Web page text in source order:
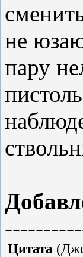
не
пару
Цитата (